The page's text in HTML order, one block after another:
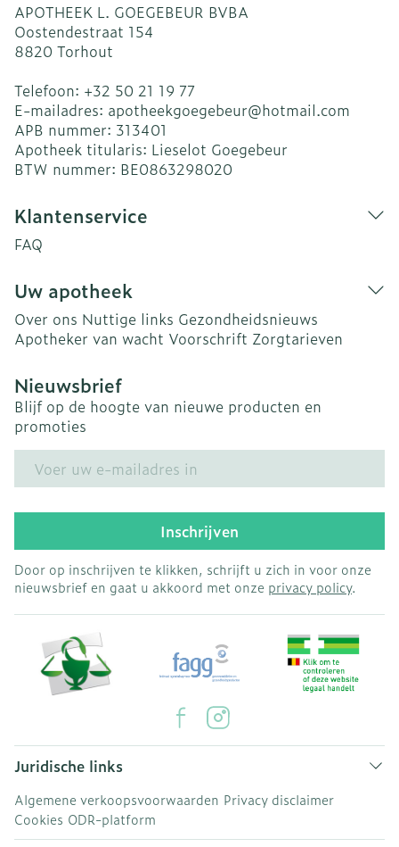
APOTHEEK L. GOEGEBEUR BVBA
Oostendestraat 154
8820 Torhout
Telefoon: +32 50 21 19 77
E-mailadres: apotheekgoegebeur@hotmail.com
APB nummer: 313401
Apotheek titularis: Lieselot Goegebeur
BTW nummer: BE0863298020
Klantenservice
FAQ
Uw apotheek
Over ons Nuttige links Gezondheidsnieuws
Apotheker van wacht Voorschrift Zorgtarieven
Nieuwsbrief
Blijf op de hoogte van nieuwe producten en
promoties
Inschrijven
Door op inschrijven te klikken, schrijft u zich in voor onze
nieuwsbrief en gaat u akkoord met onze privacy policy.
Juridische links
Algemene verkoopsvoorwaarden Privacy disclaimer
Cookies ODR-platform